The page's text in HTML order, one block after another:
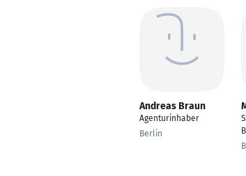
Andreas Braun
Agenturinhaber
Berlin